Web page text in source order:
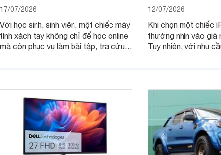
17/07/2026
Với học sinh, sinh viên, một chiếc máy
tính xách tay không chỉ để học online
mà còn phục vụ làm bài tập, tra cứu,
thay vì chỉ so sánh cấu hình trên giấy.
12/07/2026
Khi chọn một chiếc
thường nhìn vào
Tuy nhiên, với nhu
không, dùng được